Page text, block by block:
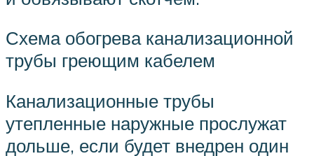
Схема обогрева канализационной
трубы греющим кабелем
Канализационные трубы
утепленные наружные прослужат
дольше, если будет внедрен один